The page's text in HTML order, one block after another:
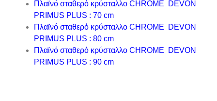
Πλαϊνό σταθερό κρύσταλλο CHROME DEVON
PRIMUS PLUS : 70 cm
Πλαϊνό σταθερό κρύσταλλο CHROME DEVON
PRIMUS PLUS : 80 cm
Πλαϊνό σταθερό κρύσταλλο CHROME DEVON
PRIMUS PLUS : 90 cm